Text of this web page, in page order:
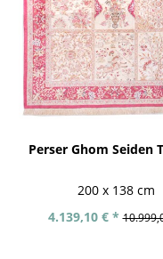
Perser Ghom Seiden
200 x 138 cm
4.139,10 € *